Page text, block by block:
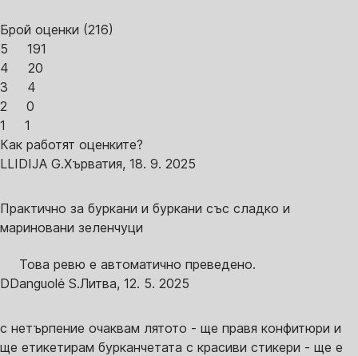
Брой оценки (216)
5
191
4
20
3
4
2
0
1
1
Как работят оценките?
LLIDIJA G.Хърватия, 18. 9. 2025
Практично за буркани и буркани със сладко и
мариновани зеленчуци
Това ревю е автоматично преведено.
DDanguolė S.Литва, 12. 5. 2025
с нетърпение очаквам лятото - ще правя конфитюри и
ще етикетирам бурканчетата с красиви стикери - ще е